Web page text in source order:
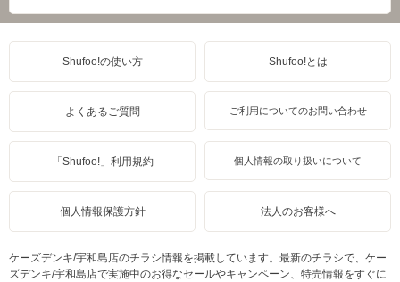
Shufoo!の使い方 Shufoo!とは
よくあるご質問 ご利用についてのお問い合わせ
「Shufoo!」利用規約 個人情報の取り扱いについて
個人情報保護方針 法人のお客様へ
ケーズデンキ/宇和島店のチラシ情報を掲載しています。最新のチラシで、ケー
ズデンキ/宇和島店で実施中のお得なセールやキャンペーン、特売情報をすぐに